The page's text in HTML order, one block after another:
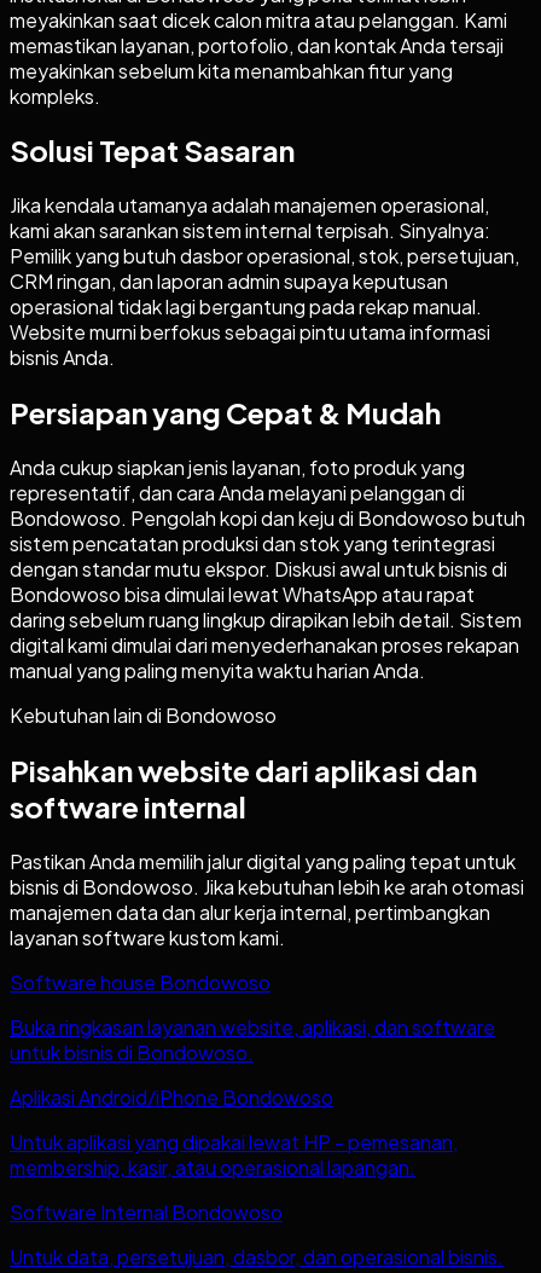
meyakinkan saat dicek calon mitra atau pelanggan. Kami
memastikan layanan, portofolio, dan kontak Anda tersaji
meyakinkan sebelum kita menambahkan fitur yang
kompleks.
Solusi Tepat Sasaran
Jika kendala utamanya adalah manajemen operasional,
kami akan sarankan sistem internal terpisah. Sinyalnya:
Pemilik yang butuh dasbor operasional, stok, persetujuan,
CRM ringan, dan laporan admin supaya keputusan
operasional tidak lagi bergantung pada rekap manual.
Website murni berfokus sebagai pintu utama informasi
bisnis Anda.
Persiapan yang Cepat & Mudah
Anda cukup siapkan jenis layanan, foto produk yang
representatif, dan cara Anda melayani pelanggan di
Bondowoso. Pengolah kopi dan keju di Bondowoso butuh
sistem pencatatan produksi dan stok yang terintegrasi
dengan standar mutu ekspor. Diskusi awal untuk bisnis di
Bondowoso bisa dimulai lewat WhatsApp atau rapat
daring sebelum ruang lingkup dirapikan lebih detail. Sistem
digital kami dimulai dari menyederhanakan proses rekapan
manual yang paling menyita waktu harian Anda.
Kebutuhan lain di Bondowoso
Pisahkan website dari aplikasi dan
software internal
Pastikan Anda memilih jalur digital yang paling tepat untuk
bisnis di Bondowoso. Jika kebutuhan lebih ke arah otomasi
manajemen data dan alur kerja internal, pertimbangkan
layanan software kustom kami.
Software house Bondowoso
Buka ringkasan layanan website, aplikasi, dan software
untuk bisnis di Bondowoso.
Aplikasi Android/iPhone Bondowoso
Untuk aplikasi yang dipakai lewat HP - pemesanan,
membership, kasir, atau operasional lapangan.
Software Internal Bondowoso
Untuk data, persetujuan, dasbor, dan operasional bisnis.